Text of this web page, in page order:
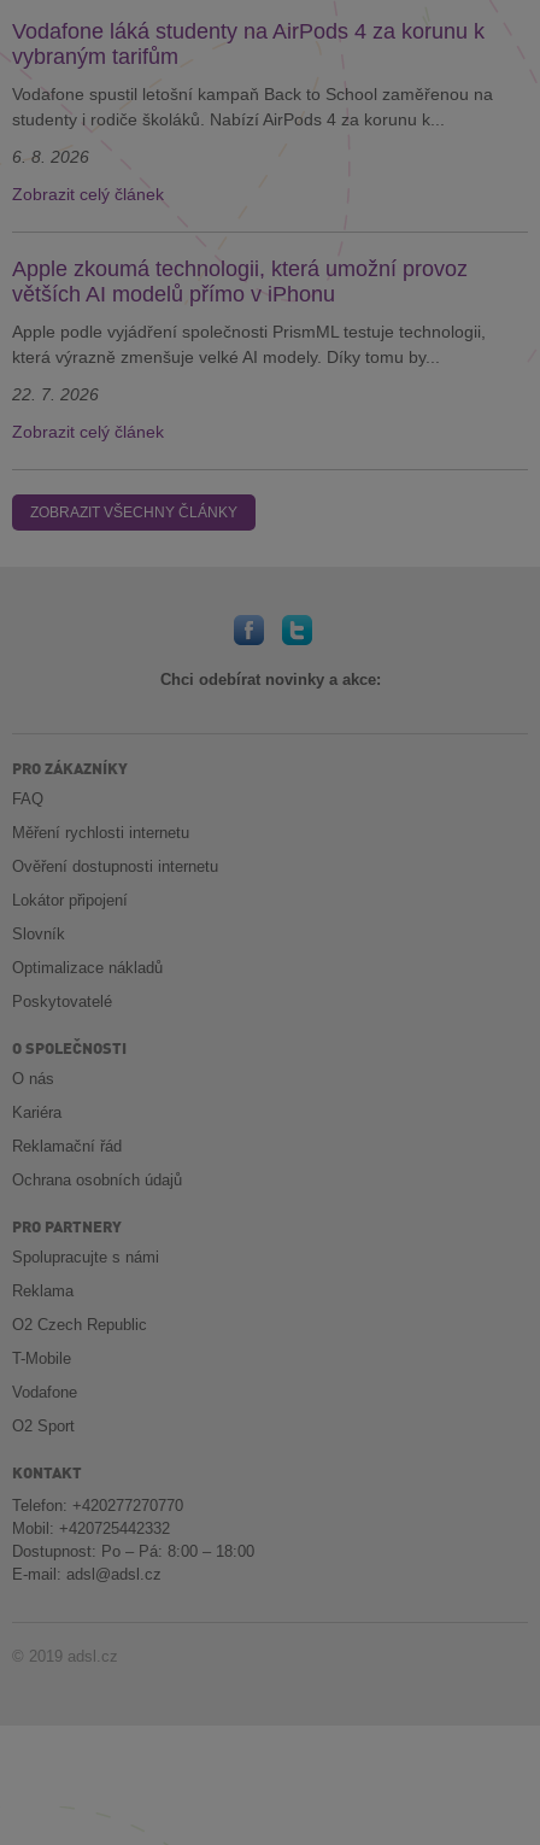
Vodafone láká studenty na AirPods 4 za korunu k
vybraným tarifům
Vodafone spustil letošní kampaň Back to School zaměřenou na
studenty i rodiče školáků. Nabízí AirPods 4 za korunu k...
6. 8. 2026
Zobrazit celý článek
Apple zkoumá technologii, která umožní provoz
větších AI modelů přímo v iPhonu
Apple podle vyjádření společnosti PrismML testuje technologii,
která výrazně zmenšuje velké AI modely. Díky tomu by...
22. 7. 2026
Zobrazit celý článek
ZOBRAZIT VŠECHNY ČLÁNKY
Chci odebírat novinky a akce:
PRO ZÁKAZNÍKY
FAQ
Měření rychlosti internetu
Ověření dostupnosti internetu
Lokátor připojení
Slovník
Optimalizace nákladů
Poskytovatelé
O SPOLEČNOSTI
O nás
Kariéra
Reklamační řád
Ochrana osobních údajů
PRO PARTNERY
Spolupracujte s námi
Reklama
O2 Czech Republic
T-Mobile
Vodafone
O2 Sport
KONTAKT
Telefon: +420277270770
Mobil: +420725442332
Dostupnost: Po – Pá: 8:00 – 18:00
E-mail: adsl@adsl.cz
© 2019 adsl.cz